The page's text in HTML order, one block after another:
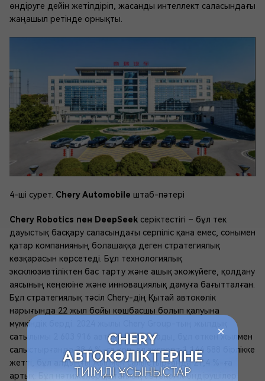
өндіруге дейін жетілдіріп, жасанды интеллект саласындағы
жаңашыл ретінде орнықты.
4-ші сурет. Chery Automobile штаб-пәтері
Chery Robotics пен DeepSeek серіктестігі – бұл тек
дауыстық басқару саласындағы серпіліс қана емес, сонымен
қатар компанияның болашаққа деген стратегиялық
көзқарасын көрсетеді. Бұл технологиялық
эксклюзивтіліктен бас тарту және ашық экожүйеге, қолдану
аясының кеңеюіне және инновациялық дамуға бағытталған.
Бұл стратегиялық тәсіл Chery-дің Қытай автокөлік
нарығында 22 жыл бойы көшбасшы болып қалуына
мүмкіндік берді. 2024 жылы Chery Group-тың жылдық
сатылымы 2 603 916 автокөлікті құрады, бұл өткен жылмен
салыстырғанда 38,4 %-ға көп, ал экспорт 1 144 588 бірлікке
жетті, бұл алдыңғы жылмен салыстырғанда 21,4 %-ға
артық. Бұл нәтижелер қытайлық автокөлік өндірушілер
+
СHERY
АВТОКӨЛІКТЕРІНЕ
ТИІМДІ ҰСЫНЫСТАР